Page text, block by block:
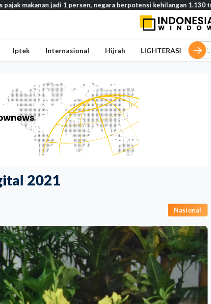
2021
Nasional
jadi 1 persen, negara berpotensi kehilangan 1.130 triliun rupiah
Iptek Internasional Hijrah LIGHTERASI